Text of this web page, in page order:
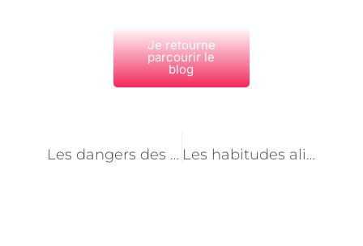
Je retourne
parcourir le
blog
Les dangers des régimes restrictifs : les recommandations d’un nutritionniste à Paris Les habitudes alimentaires à adopter pour améliorer sa santé selon les nutritionnistes parisiens